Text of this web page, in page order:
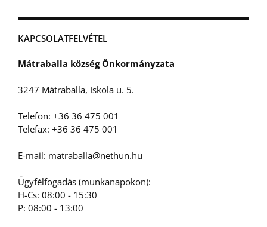
KAPCSOLATFELVÉTEL
Mátraballa község Önkormányzata
3247 Mátraballa, Iskola u. 5.
Telefon: +36 36 475 001
Telefax: +36 36 475 001
E-mail: matraballa@nethun.hu
Ügyfélfogadás (munkanapokon):
H-Cs: 08:00 - 15:30
P: 08:00 - 13:00